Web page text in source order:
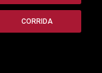
CORRIDA